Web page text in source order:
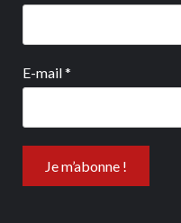
E-mail*